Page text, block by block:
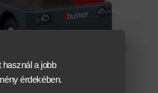
használ a jobb
érdekében.
DQ 60